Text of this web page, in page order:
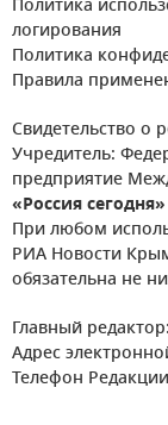
Политика
логирования
Политика
Правила
Свидетельство о
Учредитель:
предприятие
«Россия сегодня»
При любом
РИА Новости
обязательна не
Главный редактор:
Адрес
Телефон